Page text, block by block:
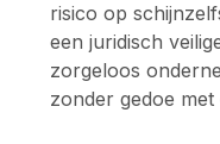
risico op
een juridisch
zorgeloos
zonder gedoe